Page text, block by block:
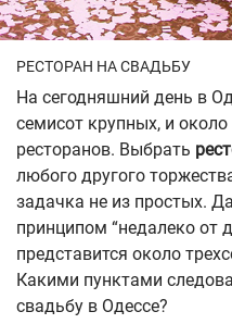
РЕСТОРАН НА СВАДЬБУ
На сегодняшний день в
семисот крупных, и
ресторанов. Выбрать
любого другого
задачка не из простых.
принципом “недалеко от
представится около
Какими пунктами
свадьбу в Одессе?